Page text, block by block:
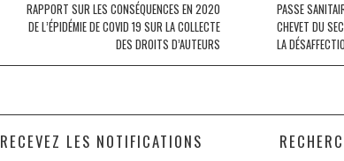
RAPPORT SUR LES CONSÉQUENCES EN 2020
DE L’ÉPIDÉMIE DE COVID 19 SUR LA COLLECTE
DES DROITS D’AUTEURS
PASSE
CHEVET DU
LA
RECEVEZ LES NOTIFICATIONS